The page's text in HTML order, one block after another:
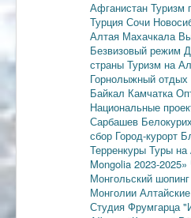
Афганистан Туризм
Турция Сочи
Алтая Махачкала
Безвизовый режим
страны Туризм на
Горнолыжный отдых
Байкал Камчатка
Национальные
Сарбашев
сбор Город-курорт
Терренкуры Туры на
Mongolia 2023-2025»
Монгольский шопинг
Монголии
Студия Фрумгарца